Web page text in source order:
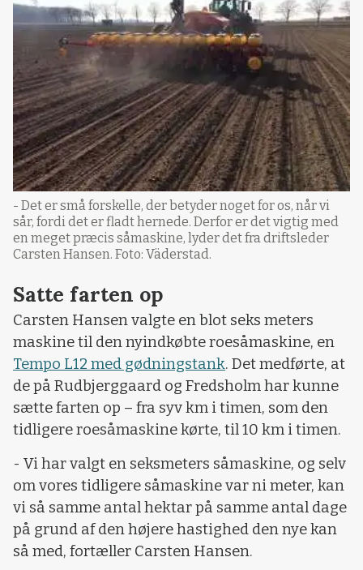
- Det er små forskelle, der betyder noget for os, når vi
sår, fordi det er fladt hernede. Derfor er det vigtig med
en meget præcis såmaskine, lyder det fra driftsleder
Carsten Hansen. Foto: Väderstad.
Satte farten op
Carsten Hansen valgte en blot seks meters
maskine til den nyindkøbte roesåmaskine, en
Tempo L12 med gødningstank. Det medførte, at
de på Rudbjerggaard og Fredsholm har kunne
sætte farten op – fra syv km i timen, som den
tidligere roesåmaskine kørte, til 10 km i timen.
- Vi har valgt en seksmeters såmaskine, og selv
om vores tidligere såmaskine var ni meter, kan
vi så samme antal hektar på samme antal dage
på grund af den højere hastighed den nye kan
så med, fortæller Carsten Hansen.